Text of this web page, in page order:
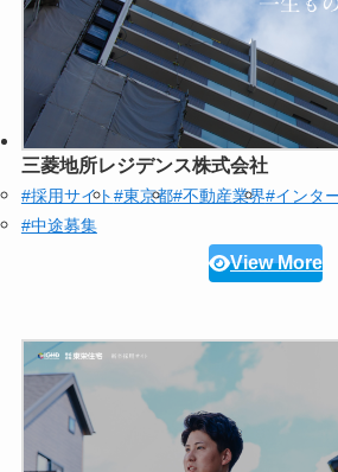
三菱地所レジデンス株式会社
#採用サイト#東京都#不動産業界#インタ
#中途募集
View More